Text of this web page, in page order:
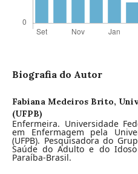
Biografia do Autor
Fabiana Medeiros Brito,
(UFPB)
Enfermeira. Universidade
em Enfermagem pela
(UFPB). Pesquisadora do
Saúde do Adulto e do Idoso
Paraíba-Brasil.